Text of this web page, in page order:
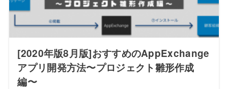
[2020年版8月版]おすすめのAppExchange
アプリ開発方法〜プロジェクト雛形作成
編〜